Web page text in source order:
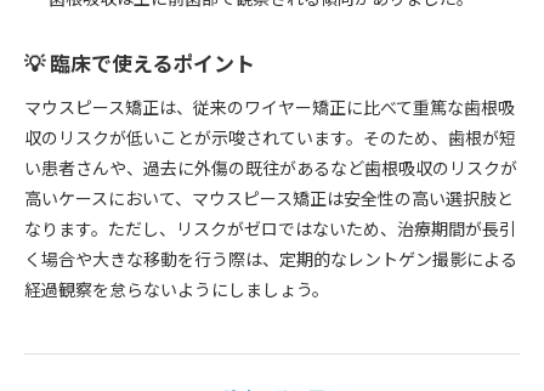
💡 臨床で使えるポイント
マウスピース矯正は、従来のワイヤー矯正に比べて重篤な歯根吸
収のリスクが低いことが示唆されています。そのため、歯根が短
い患者さんや、過去に外傷の既往があるなど歯根吸収のリスクが
高いケースにおいて、マウスピース矯正は安全性の高い選択肢と
なります。ただし、リスクがゼロではないため、治療期間が長引
く場合や大きな移動を行う際は、定期的なレントゲン撮影による
経過観察を怠らないようにしましょう。